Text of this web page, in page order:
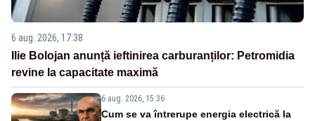
6 aug. 2026, 17:38
Ilie Bolojan anunță ieftinirea carburanților: Petromidia
revine la capacitate maximă
6 aug. 2026, 15:36
Cum se va întrerupe energia electrică la